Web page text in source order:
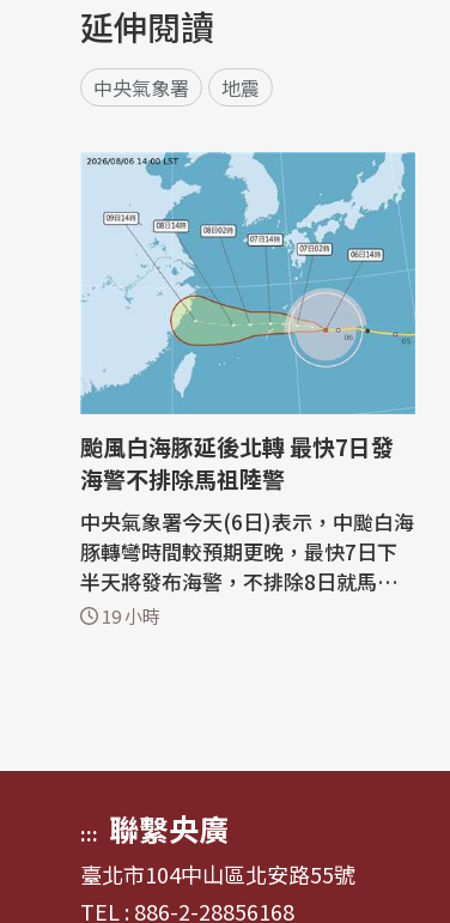
延伸閱讀
中央氣象署 地震
颱風白海豚延後北轉 最快7日發
海警不排除馬祖陸警
中央氣象署今天(6日)表示，中颱白海
豚轉彎時間較預期更晚，最快7日下
半天將發布海警，不排除8日就馬祖
發布陸警，且週末雨勢較之前預測更
19 小時
::: 聯繫央廣
臺北市104中山區北安路55號
TEL : 886-2-28856168